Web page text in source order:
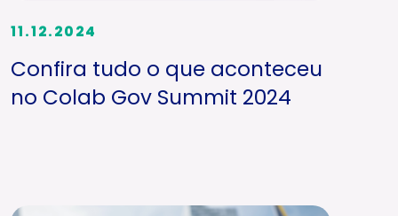
11.12.2024
Confira tudo o que aconteceu
no Colab Gov Summit 2024